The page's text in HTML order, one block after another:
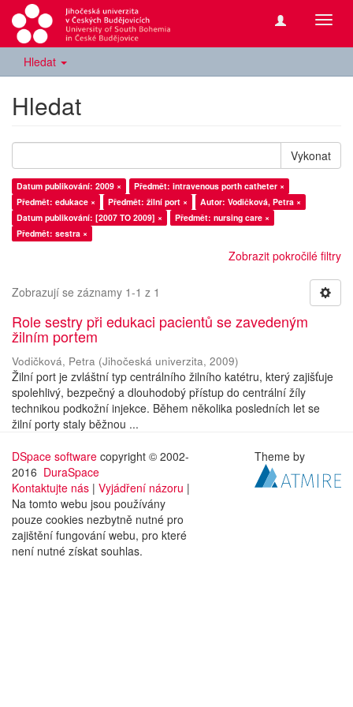
Hledat
Hledat
Vykonat
Datum publikování: 2009 ×
Předmět: intravenous porth catheter ×
Předmět: edukace ×
Předmět: žilní port ×
Autor: Vodičková, Petra ×
Datum publikování: [2007 TO 2009] ×
Předmět: nursing care ×
Předmět: sestra ×
Zobrazit pokročilé filtry
Zobrazují se záznamy 1-1 z 1
Role sestry při edukaci pacientů se zavedeným
žilním portem
Vodičková, Petra (Jihočeská univerzita, 2009)
Žilní port je zvláštní typ centrálního žilního katétru, který zajišťuje
spolehlivý, bezpečný a dlouhodobý přístup do centrální žíly
technikou podkožní injekce. Během několika posledních let se
žilní porty staly běžnou ...
DSpace software copyright © 2002-
2016 DuraSpace
Kontaktujte nás | Vyjádření názoru |
Na tomto webu jsou používány
pouze cookies nezbytně nutné pro
zajištění fungování webu, pro které
není nutné získat souhlas.
Theme by